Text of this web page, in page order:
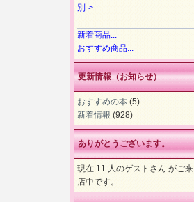
別->
新着商品...
おすすめ商品...
更新情報（お知らせ）
おすすめの本 (5)
新着情報 (928)
ありがとうございます。
現在 11 人のゲストさん がご来
店中です。